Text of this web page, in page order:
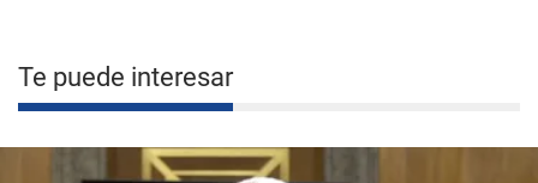
Te puede interesar